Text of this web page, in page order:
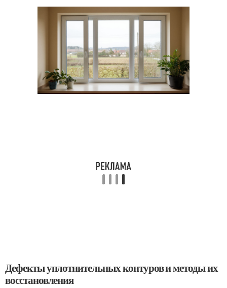
Дефекты уплотнительных контуров и методы их
восстановления